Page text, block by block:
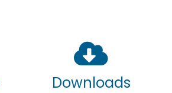
Downloads